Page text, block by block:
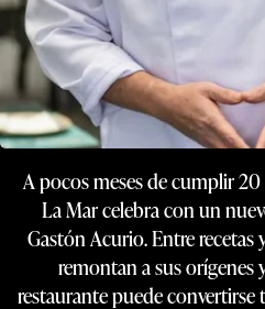
A pocos meses de cumplir
La Mar celebra con un
Gastón Acurio. Entre recetas
remontan a sus orígenes
restaurante puede